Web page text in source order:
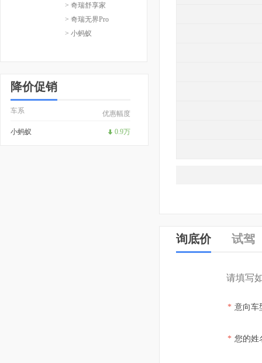
> 奇瑞舒享家
> 奇瑞无界Pro
> 小蚂蚁
降价促销
车系 优惠幅度
小蚂蚁 0.9万
询底价 试驾
请填写
* 意向车
* 您的姓